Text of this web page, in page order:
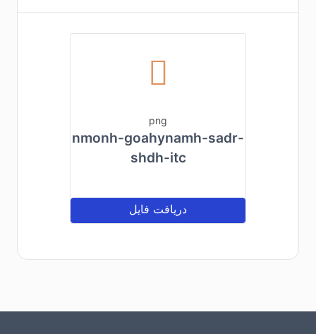
png
nmonh-goahynamh-sadr-
shdh-itc
دریافت فایل